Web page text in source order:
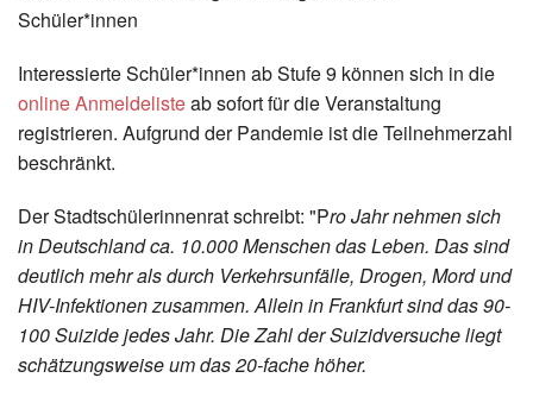
Schüler*innen
Interessierte Schüler*innen ab Stufe 9 können sich in die
online Anmeldelisteab sofort für die Veranstaltung
registrieren. Aufgrund der Pandemie ist die Teilnehmerzahl
beschränkt.
Der Stadtschülerinnenrat schreibt: "Pro Jahr nehmen sich
in Deutschland ca. 10.000 Menschen das Leben. Das sind
deutlich mehr als durch Verkehrsunfälle, Drogen, Mord und
HIV-Infektionen zusammen. Allein in Frankfurt sind das 90-
100 Suizide jedes Jahr. Die Zahl der Suizidversuche liegt
schätzungsweise um das 20-fache höher.